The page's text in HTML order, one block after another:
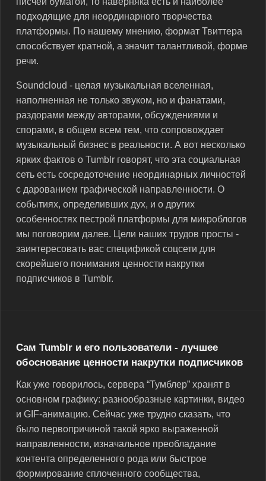
подходящие для неординарного творчества
платформы. По нашему мнению, формат Твиттера
способствует кратной, а значит талантливой, форме
речи.
Soundcloud - целая музыкальная вселенная,
наполненная не только звуком, но и фанатами,
раздорами между авторами, обсуждениями и
спорами, в общем всем тем, что сопровождает
музыкальный бизнес в реальности. А вот несколько
ярких фактов о Tumblr говорят, что эта социальная
сеть есть сосредоточение неординарных личностей
с дарованием графической направленности. О
событиях, определивших дух, и о других
особенностях пестрой платформы для микроблогов
мы поговорим далее. Цели наших трудов просты -
заинтересовать вас спецификой соцсети для
скорейшего понимания ценности накрутки
подписчиков в Tumblr.
Сам Tumblr и его пользователи - лучшее
обоснование ценности накрутки подписчиков
Как уже говорилось, сервера “Тумблер” хранят в
основном графику: разнообразные картинки, видео
и GIF-анимацию. Сейчас уже трудно сказать, что
было первопричиной такой ярко выраженной
направленности, изначальное преобладание
контента определенного рода или быстрое
формирование сплоченного сообщества,